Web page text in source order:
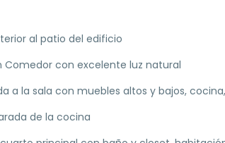
al patio del edificio
Comedor con excelente luz natural
a la sala con muebles altos y bajos,
de la cocina